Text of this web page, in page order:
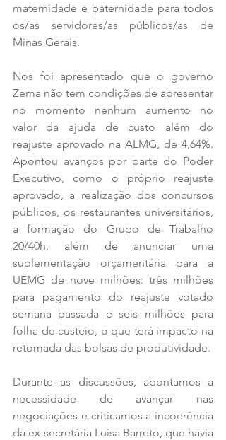
maternidade e paternidade para todos
os/as servidores/as públicos/as de
Minas Gerais.
Nos foi apresentado que o governo
Zema não tem condições de apresentar
no momento nenhum aumento no
valor da ajuda de custo além do
reajuste aprovado na ALMG, de 4,64%.
Apontou avanços por parte do Poder
Executivo, como o próprio reajuste
aprovado, a realização dos concursos
públicos, os restaurantes universitários,
a formação do Grupo de Trabalho
20/40h, além de anunciar uma
suplementação orçamentária para a
UEMG de nove milhões: três milhões
para pagamento do reajuste votado
semana passada e seis milhões para
folha de custeio, o que terá impacto na
retomada das bolsas de produtividade.
Durante as discussões, apontamos a
necessidade de avançar nas
negociações e criticamos a incoerência
da ex-secretária Luísa Barreto, que havia